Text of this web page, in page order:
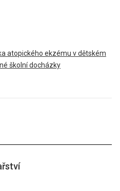
atopického ekzému v dětském
školní docházky